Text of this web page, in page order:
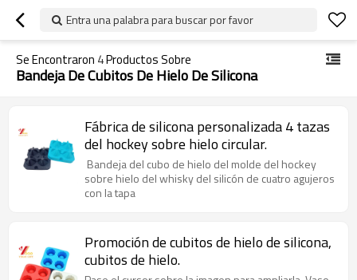
Entra una palabra para buscar por favor
Se Encontraron 4Productos Sobre
Bandeja De Cubitos De Hielo De Silicona
Fábrica de silicona personalizada 4 tazas
del hockey sobre hielo circular.
Bandeja del cubo de hielo del molde del hockey
sobre hielo del whisky del silicón de cuatro agujeros
con la tapa
Promoción de cubitos de hielo de silicona,
cubitos de hielo.